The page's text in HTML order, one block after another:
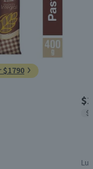
$1790